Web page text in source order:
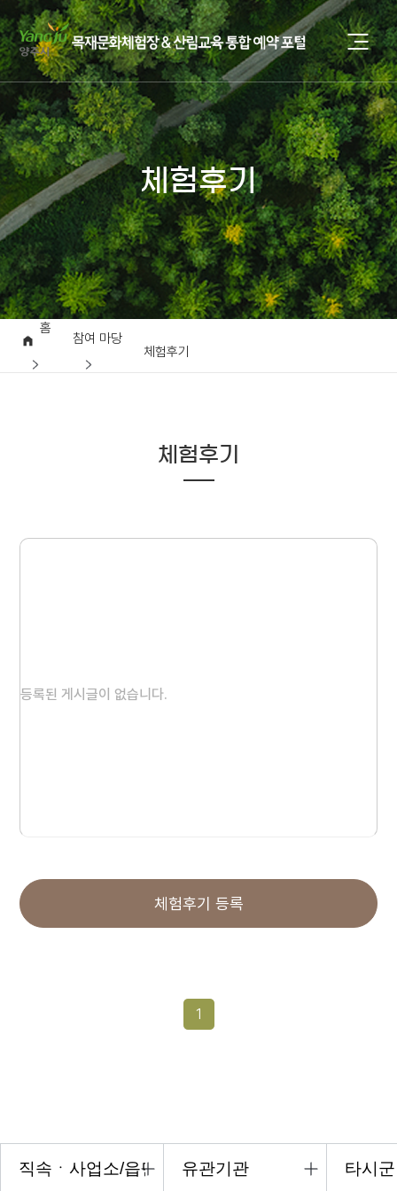
체험후기
홈
참여 마당
체험후기
체험후기
등록된 게시글이 없습니다.
체험후기 등록
1